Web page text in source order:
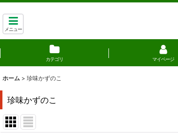
メニュー
カテゴリ マイページ
ホーム > 珍味かずのこ
珍味かずのこ